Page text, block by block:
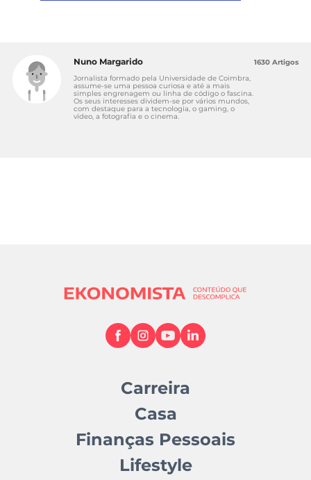
Nuno Margarido
Jornalista formado pela Universidade de Coimbra,
assume-se uma pessoa curiosa e até a mais
simples engrenagem ou linha de código o fascina.
Os seus interesses dividem-se por vários mundos,
com destaque para a tecnologia, o gaming, o
vídeo, a fotografia e o cinema.
1630 Artigos
Carreira
Casa
Finanças Pessoais
Lifestyle